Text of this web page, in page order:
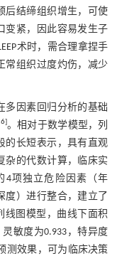
后结缔组织增生，可使
变紧，因此容易发生子
术时，需合理拿捏手
常组织过度灼伤，减少
多因素回归分析的基础
] 。相对于数学模型，列
的长短表示，具有直观
杂的代数计算，临床实
4项独立危险因素（年
度）进行整合，建立了
线图模型，曲线下面积
灵敏度为0.933，特异度
测效果，可为临床决策